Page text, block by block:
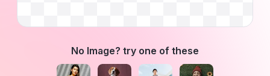
No Image? try one of these